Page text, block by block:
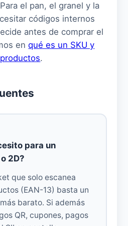
el pan, el granel y la
códigos internos
antes de comprar el
enqué es un SKU y
.
para un
2D?
que solo escanea
(EAN-13) basta un
barato. Si además
QR, cupones, pagos